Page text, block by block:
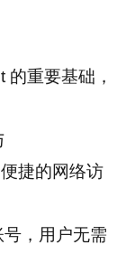
重要基础，
捷的网络访
，用户无需